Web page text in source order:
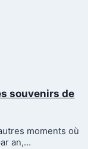
souvenirs de
moments où
an,…